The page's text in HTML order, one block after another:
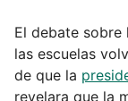
El debate sobre
las escuelas
de que la
revelara que la